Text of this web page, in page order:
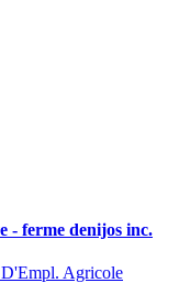
- ferme denijos inc.
Agricole